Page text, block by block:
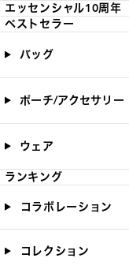
エッセンシャル10周年
ベストセラー
バッグ
ポーチ/アクセサリー
ウェア
ランキング
コラボレーション
コレクション